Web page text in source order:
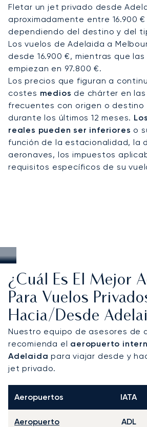
llegar a las colinas de Adelaida
Barossa en unos 20 minutos por
la isla Canguro está a unos 45
helicóptero, en comparación con
que se tardaría por carretera y
Con dos décadas de
primer bróker de aviación
recibir la certificación Argus®, lo
rigurosos estándares de
en el servicio. En Adelaida, esta
garantiza llegadas discretas
culturales, traslados eficientes
los viñedos y un acceso a
costeros y de vida salvaje más
Fletar un jet privado desde
aproximadamente entre 16.900 €
dependiendo del destino y del
Los vuelos de Adelaida a
desde 16.900 €, mientras que
empiezan en 97.800 €.
Los precios que figuran a
costes medios de chárter en
frecuentes con origen o destino
durante los últimos 12 meses.
reales pueden ser inferiores o
función de la estacionalidad, la
aeronaves, los impuestos
requisitos específicos de su
¿Cuál Es El Mejor
Para Vuelos
Hacia/desde
Nuestro equipo de asesores de
recomienda el aeropuerto
Adelaida para viajar desde y
jet privado.
Aeropuertos IATA
Aeropuerto
ADL